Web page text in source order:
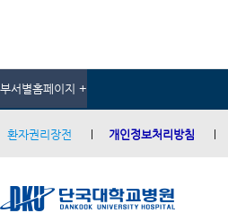
부서별홈페이지 +
환자권리장전 개인정보처리방침